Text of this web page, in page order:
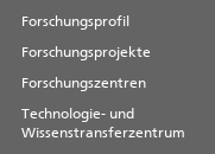
Forschungsprofil
Forschungsprojekte
Forschungszentren
Technologie- und
Wissenstransferzentrum